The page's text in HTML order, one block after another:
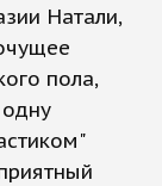
Натали,
пола,